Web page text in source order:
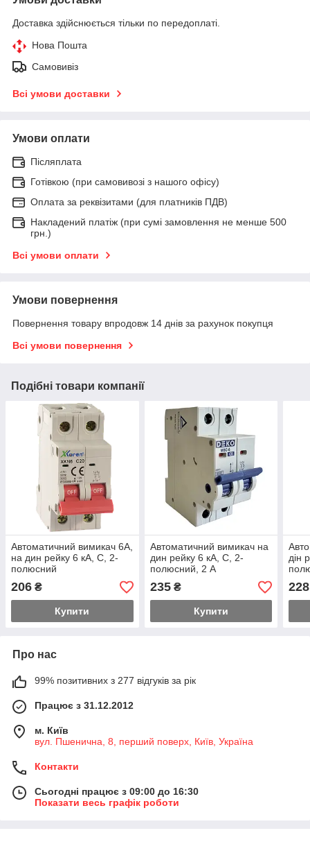
Доставка здійснюється тільки по передоплаті.
Нова Пошта
Самовивіз
Всі умови доставки
Умови оплати
Післяплата
Готівкою (при самовивозі з нашого офісу)
Оплата за реквізитами (для платників ПДВ)
Накладений платіж (при сумі замовлення не менше 500
грн.)
Всі умови оплати
Умови повернення
Повернення товару впродовж 14 днів за рахунок покупця
Всі умови повернення
Подібні товари компанії
Автоматичний вимикач 6А,
на дин рейку 6 кА, С, 2-
полюсний
206 ₴
Купити
Автоматичний вимикач на
дин рейку 6 кА, С, 2-
полюсний, 2 А
235₴
Купити
дін
228
Про нас
99% позитивних з 277 відгуків за рік
Працює з 31.12.2012
м. Київ
вул. Пшенична, 8, перший поверх, Київ, Україна
Контакти
Сьогодні працює з 09:00 до 16:30
Показати весь графік роботи